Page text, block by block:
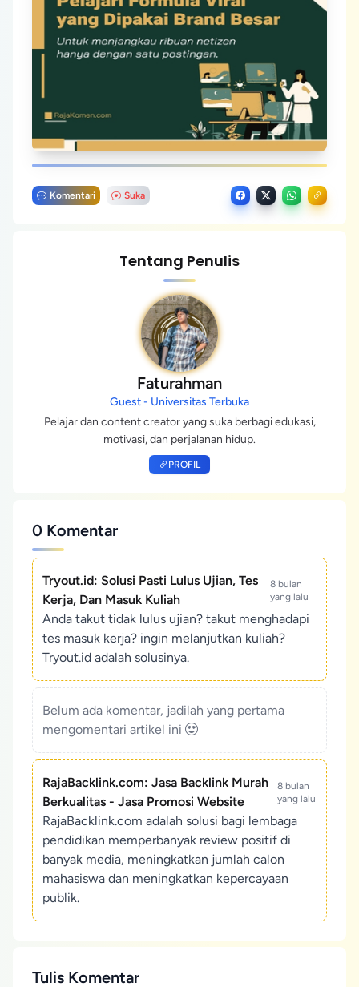
Komentari Suka
Tentang Penulis
Faturahman
Guest - Universitas Terbuka
Pelajar dan content creator yang suka berbagi edukasi,
motivasi, dan perjalanan hidup.
PROFIL
0 Komentar
Tryout.id: Solusi Pasti Lulus Ujian, Tes
Kerja, Dan Masuk Kuliah
8 bulan
yang lalu
Anda takut tidak lulus ujian? takut menghadapi
tes masuk kerja? ingin melanjutkan kuliah?
Tryout.id adalah solusinya.
Belum ada komentar, jadilah yang pertama
mengomentari artikel ini
RajaBacklink.com: Jasa Backlink Murah
Berkualitas - Jasa Promosi Website
8 bulan
yang lalu
RajaBacklink.com adalah solusi bagi lembaga
pendidikan memperbanyak review positif di
banyak media, meningkatkan jumlah calon
mahasiswa dan meningkatkan kepercayaan
publik.
Tulis Komentar